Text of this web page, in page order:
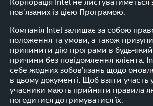
пов’язаних із цією Програмою.
Компанія Intel залишає за собою
положення та умови, а також
припинити дію програми в будь-який
причини без повідомлення клієнта.
себе жодних зобов’язань щодо
в цьому документі. Щоб взяти участь
учасники мають прийняти правила
погодитися дотримуватися їх.